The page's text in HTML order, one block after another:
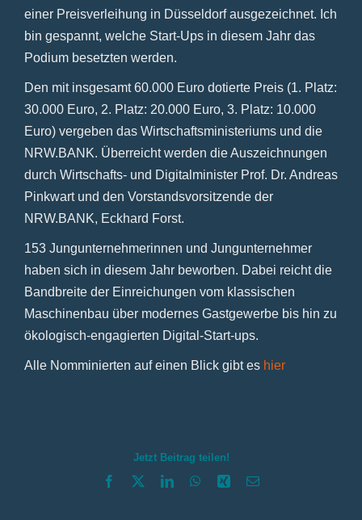
einer Preisverleihung in Düsseldorf ausgezeichnet. Ich
bin gespannt, welche Start-Ups in diesem Jahr das
Podium besetzten werden.
Den mit insgesamt 60.000 Euro dotierte Preis (1. Platz:
30.000 Euro, 2. Platz: 20.000 Euro, 3. Platz: 10.000
Euro) vergeben das Wirtschaftsministeriums und die
NRW.BANK. Überreicht werden die Auszeichnungen
durch Wirtschafts- und Digitalminister Prof. Dr. Andreas
Pinkwart und den Vorstandsvorsitzende der
NRW.BANK, Eckhard Forst.
153 Jungunternehmerinnen und Jungunternehmer
haben sich in diesem Jahr beworben. Dabei reicht die
Bandbreite der Einreichungen vom klassischen
Maschinenbau über modernes Gastgewerbe bis hin zu
ökologisch-engagierten Digital-Start-ups.
Alle Nomminierten auf einen Blick gibt es hier
Jetzt Beitrag teilen!
Facebook LinkedInWhatsApp
Xing E-